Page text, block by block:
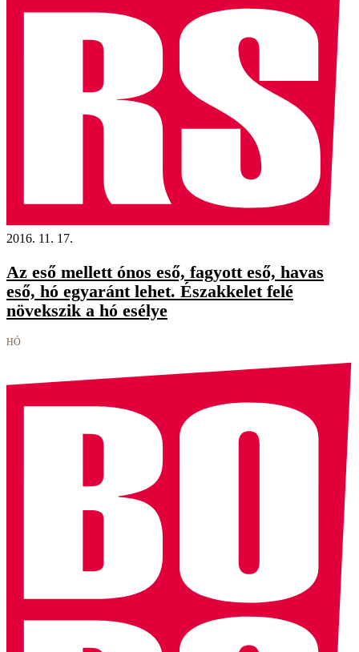
2016. 11. 17.
Az eső mellett ónos eső, fagyott eső, havas
eső, hó egyaránt lehet. Északkelet felé
növekszik a hó esélye
HÓ